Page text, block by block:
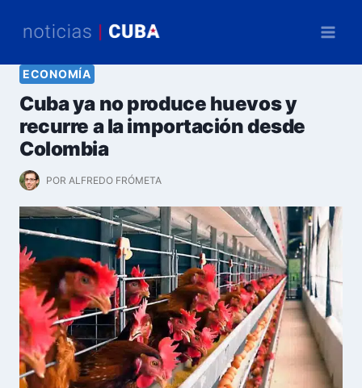
ECONOMÍA
Cuba ya no produce huevos y
recurre a la importación desde
Colombia
POR ALFREDO FRÓMETA